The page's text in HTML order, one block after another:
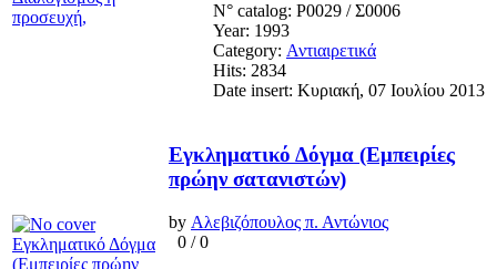
N° catalog: Ρ0029 / Σ0006
Year: 1993
Category: Αντιαιρετικά
Hits: 2834
Date insert: Κυριακή, 07 Ιουλίου 2013
Εγκληματικό Δόγμα (Εμπειρίες
πρώην σατανιστών)
by Αλεβιζόπουλος π. Αντώνιος
0 /0